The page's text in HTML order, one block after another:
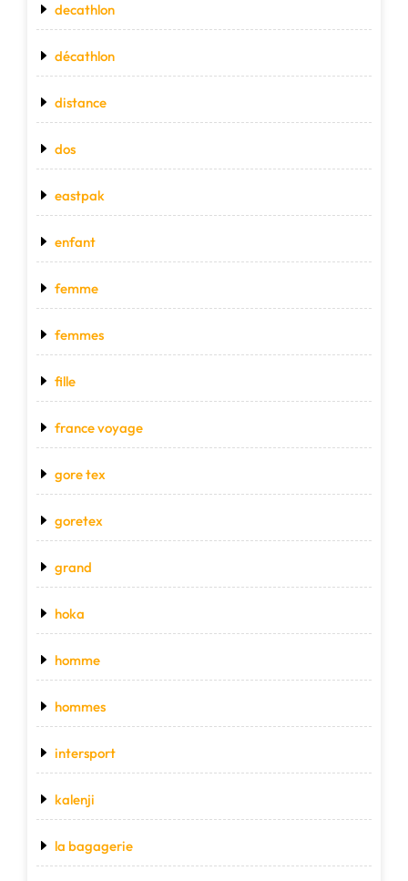
decathlon
décathlon
distance
dos
eastpak
enfant
femme
femmes
fille
france voyage
gore tex
goretex
grand
hoka
homme
hommes
intersport
kalenji
la bagagerie